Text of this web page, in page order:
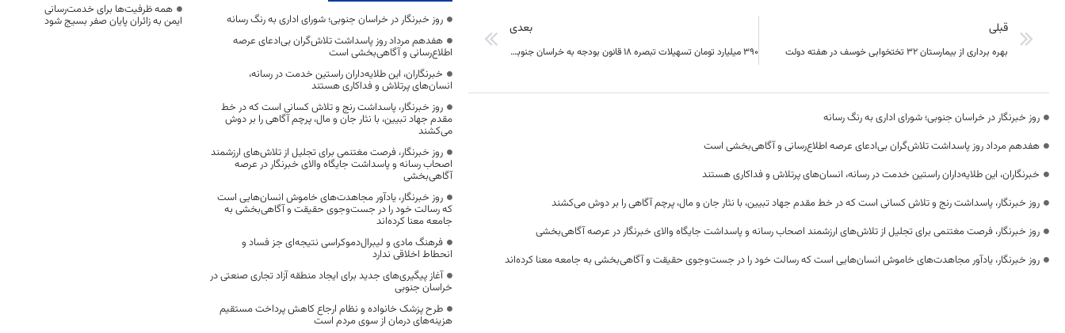
قبلی
بهره برداری از بیمارستان ۳۲ تختخوابی خوسف در هفته دولت
بعدی
۳۹۰ میلیارد تومان تسهیلات تبصره ۱۸ قانون بودجه به خراسان جنوبی ابلاغ شد
روز خبرنگار در خراسان جنوبی؛ شورای اداری به رنگ رسانه
هفدهم مرداد روز پاسداشت تلاش‌گران بی‌ادعای عرصه اطلاع‌رسانی و آگاهی‌بخشی است
خبرنگاران، این طلایه‌داران راستین خدمت در رسانه، انسان‌های پرتلاش و فداکاری هستند
روز خبرنگار، پاسداشت رنج و تلاش کسانی است که در خط مقدم جهاد تبیین، با نثار جان و مال، پرچم آگاهی را بر دوش می‌کشند
روز خبرنگار، فرصت مغتنمی برای تجلیل از تلاش‌های ارزشمند اصحاب رسانه و پاسداشت جایگاه والای خبرنگار در عرصه آگاهی‌بخشی
روز خبرنگار، یادآور مجاهدت‌های خاموش انسان‌هایی است که رسالت خود را در جست‌وجوی حقیقت و آگاهی‌بخشی به جامعه معنا کرده‌اند
روز خبرنگار در خراسان جنوبی؛ شورای اداری به رنگ رسانه
هفدهم مرداد روز پاسداشت تلاش‌گران بی‌ادعای عرصه
اطلاع‌رسانی و آگاهی‌بخشی است
خبرنگاران، این طلایه‌داران راستین خدمت در رسانه،
انسان‌های پرتلاش و فداکاری هستند
روز خبرنگار، پاسداشت رنج و تلاش کسانی است که در خط
مقدم جهاد تبیین، با نثار جان و مال، پرچم آگاهی را بر دوش
می‌کشند
روز خبرنگار، فرصت مغتنمی برای تجلیل از تلاش‌های ارزشمند
اصحاب رسانه و پاسداشت جایگاه والای خبرنگار در عرصه
آگاهی‌بخشی
روز خبرنگار، یادآور مجاهدت‌های خاموش انسان‌هایی است
که رسالت خود را در جست‌وجوی حقیقت و آگاهی‌بخشی به
جامعه معنا کرده‌اند
فرهنگ مادی و لیبرال‌دموکراسی نتیجه‌ای جز فساد و
انحطاط اخلاقی ندارد
آغاز پیگیری‌های جدید برای ایجاد منطقه آزاد تجاری صنعتی در
خراسان جنوبی
طرح پزشک خانواده و نظام ارجاع کاهش پرداخت مستقیم
هزینه‌های درمان از سوی مردم است
همه ظرفیت‌ها برای خدمت‌رسانی
ایمن به زائران پایان صفر بسیج شود